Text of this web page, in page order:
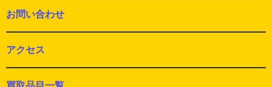
お問い合わせ
アクセス